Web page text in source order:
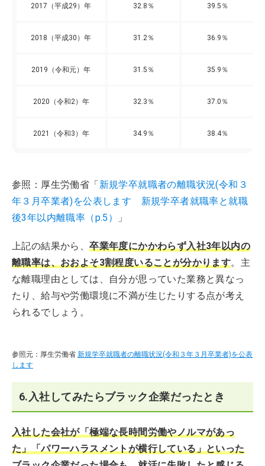
2017（平成29）年 32.8％ 39.5％
2018（平成30）年 31.2％ 36.9％
2019（令和元）年 31.5％ 35.9％
2020（令和2）年 32.3％ 37.0％
2021（令和3）年 34.9％ 38.4％
参照：厚生労働省「新規学卒就職者の離職状況(令和３
年３月卒業者)を公表します 新規学卒者就職率と就職
後3年以内離職率（p.5）
」
上記の結果から、卒業年度にかかわらず入社3年以内の
離職率は、おおよそ3割程度いることが分かります。主
な離職理由としては、自分が思っていた業務と異なっ
たり、給与や労働環境に不満が生じたりする点が考え
られるでしょう。
参照元：厚生労働省 新規学卒就職者の離職状況(令和３年３月卒業者)を公表
します
6.入社してみたらブラック企業だったとき
入社した会社が「極端な長時間労働やノルマがあっ
た」「パワーハラスメントが横行している」といった